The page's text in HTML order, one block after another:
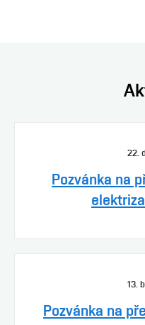
22.
Pozvánka na
13.
Pozvánka na